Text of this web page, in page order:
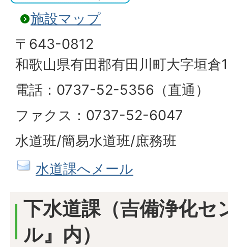
施設マップ
〒643-0812
和歌山県有田郡有田川町大字垣倉
電話：0737-52-5356（直通）
ファクス：0737-52-6047
水道班/簡易水道班/庶務班
水道課へメール
下水道課（吉備浄化セ
ル』内）